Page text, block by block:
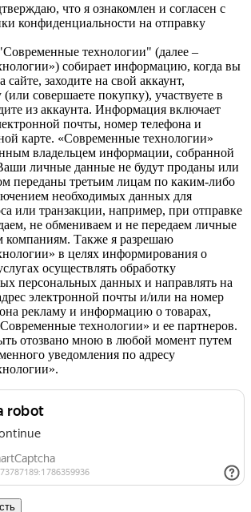
что я ознакомлен и согласен с
конфиденциальности на отправку
технологии" (далее –
собирает информацию, когда вы
сайте, заходите на свой аккаунт,
(или совершаете покупку), участвуете в
из аккаунта. Информация включает
почты, номер телефона и
карте. «Современные технологии»
владельцем информации, собранной
личные данные не будут проданы или
переданы третьим лицам по каким-либо
необходимых данных для
или транзакции, например, при отправке
не обмениваем и не передаем личные
компаниям. Также я разрешаю
в целях информирования о
осуществлять обработку
персональных данных и направлять на
электронной почты и/или на номер
рекламу и информацию о товарах,
технологии» и ее партнеров.
отозвано мною в любой момент путем
уведомления по адресу